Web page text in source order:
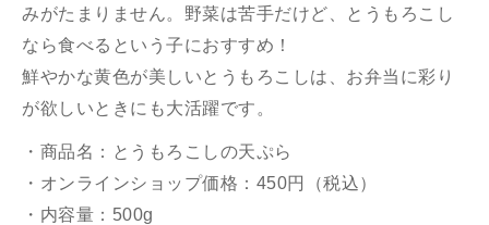
みがたまりません。野菜は苦手だけど、とうもろこし
なら食べるという子におすすめ！
鮮やかな黄色が美しいとうもろこしは、お弁当に彩り
が欲しいときにも大活躍です。
・商品名：とうもろこしの天ぷら
・オンラインショップ価格：450円（税込）
・内容量：500g